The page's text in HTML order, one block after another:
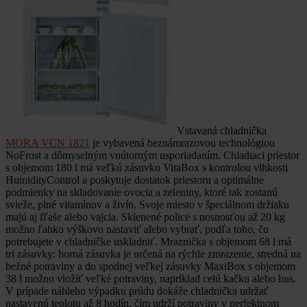
Vstavaná chladnička
MORA VCN 1821 je vybavená beznámrazovou technológiou
NoFrost a dômyselným vnútorným usporiadaním. Chladiaci priestor
s objemom 180 l má veľkú zásuvku VitaBox s kontrolou vlhkosti
HumidityControl a poskytuje dostatok priestoru a optimálne
podmienky na skladovanie ovocia a zeleniny, ktoré tak zostanú
svieže, plné vitamínov a živín. Svoje miesto v špeciálnom držiaku
majú aj fľaše alebo vajcia. Sklenené police s nosnosťou až 20 kg
možno ľahko výškovo nastaviť alebo vybrať, podľa toho, čo
potrebujete v chladničke uskladniť. Mraznička s objemom 68 l má
tri zásuvky: horná zásuvka je určená na rýchle zmrazenie, stredná na
bežné potraviny a do spodnej veľkej zásuvky MaxiBox s objemom
38 l možno vložiť veľké potraviny, napríklad celú kačku alebo hus.
V prípade náhleho výpadku prúdu dokáže chladnička udržať
nastavenú teplotu až 8 hodín, čím udrží potraviny v perfektnom